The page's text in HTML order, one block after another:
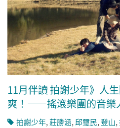
11月伴讀 拍謝少年》人
爽！——搖滾樂團的音樂
拍謝少年,莊勝涵, 邱璽民,登山,